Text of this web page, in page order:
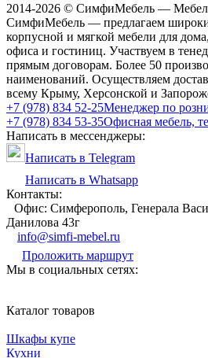
2014-2026 © СимфиМебель —
СимфиМебель — предлагаем
корпусной и мягкой мебели для
офиса и гостиниц. Участвуем в
прямым договорам. Более 50
наименований. Осуществляем
всему Крыму, Херсонской и
+7 (978) 834 52-25Менеджер по
+7 (978) 834 53-35Офисная мебель,
Написать в мессенджеры:
Написать в Telegram
Написать в Whatsapp
Контакты:
Офис: Симферополь, Генерала
Данилова 43г
info@simfi-mebel.ru
Проложить маршрут
Мы в социальных сетях:
Каталог товаров
Шкафы купе
Кухни